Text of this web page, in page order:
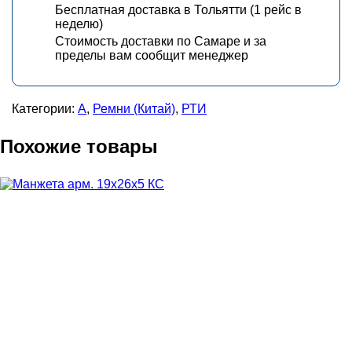
Бесплатная доставка в Тольятти (1 рейс в
неделю)
Стоимость доставки по Самаре и за
пределы вам сообщит менеджер
Категории: А, Ремни (Китай), РТИ
Похожие товары